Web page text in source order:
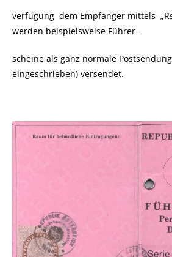
verfügung dem Empfänger mittels
werden beispielsweise Führer-
scheine als ganz normale
eingeschrieben) versendet.